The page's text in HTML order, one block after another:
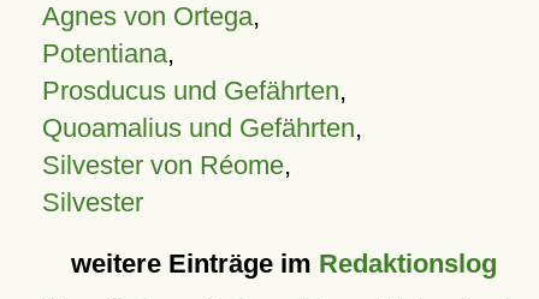
Agnes von Ortega,
Potentiana,
Prosducus und Gefährten,
Quoamalius und Gefährten,
Silvester von Réome,
Silvester
weitere Einträge im Redaktionslog